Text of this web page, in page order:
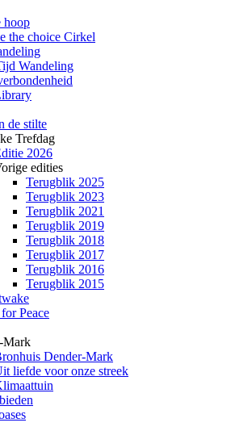
hoop
the choice Cirkel
Wandeling
de stilte
Trefdag
2026
edities
Terugblik 2025
Terugblik 2023
Terugblik 2021
Terugblik 2019
Terugblik 2018
Terugblik 2017
Terugblik 2016
Terugblik 2015
Peace
Mark
Dender-Mark
liefde voor onze streek